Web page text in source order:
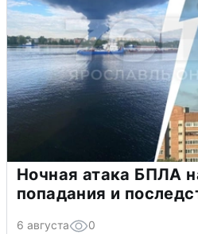
Ночная атака БПЛА
попадания и
6 августа 0